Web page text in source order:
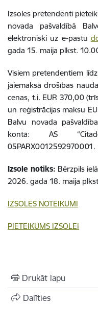
Izsoles pretendenti
novada pašvaldībā
elektroniski uz e-pastu
gada 15. maija plkst.
Visiem pretendentiem
jāiemaksā drošības
cenas, t.i. EUR 370,00
un reģistrācijas maksu
Balvu novada
kontā: AS
05PARX0012592970001.
Izsole notiks: Bērzpils
2026. gada 18. maija
IZSOLES NOTEIKUMI
PIETEIKUMS IZSOLEI
Drukāt lapu
Dalīties